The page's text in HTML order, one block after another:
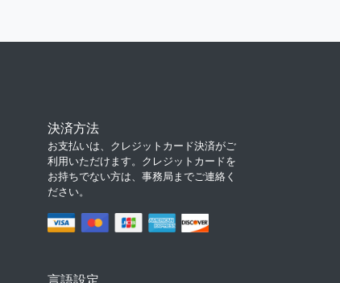
決済方法
お支払いは、クレジットカード決済がご
利用いただけます。クレジットカードを
お持ちでない方は、事務局までご連絡く
ださい。
言語設定